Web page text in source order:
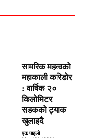
सामरिक महत्वको
महाकाली करिडोर
: वार्षिक २०
किलोमिटर
सडकको ट्र्याक
खुलाइदै
एक पाइलो -